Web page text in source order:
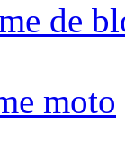
de
moto